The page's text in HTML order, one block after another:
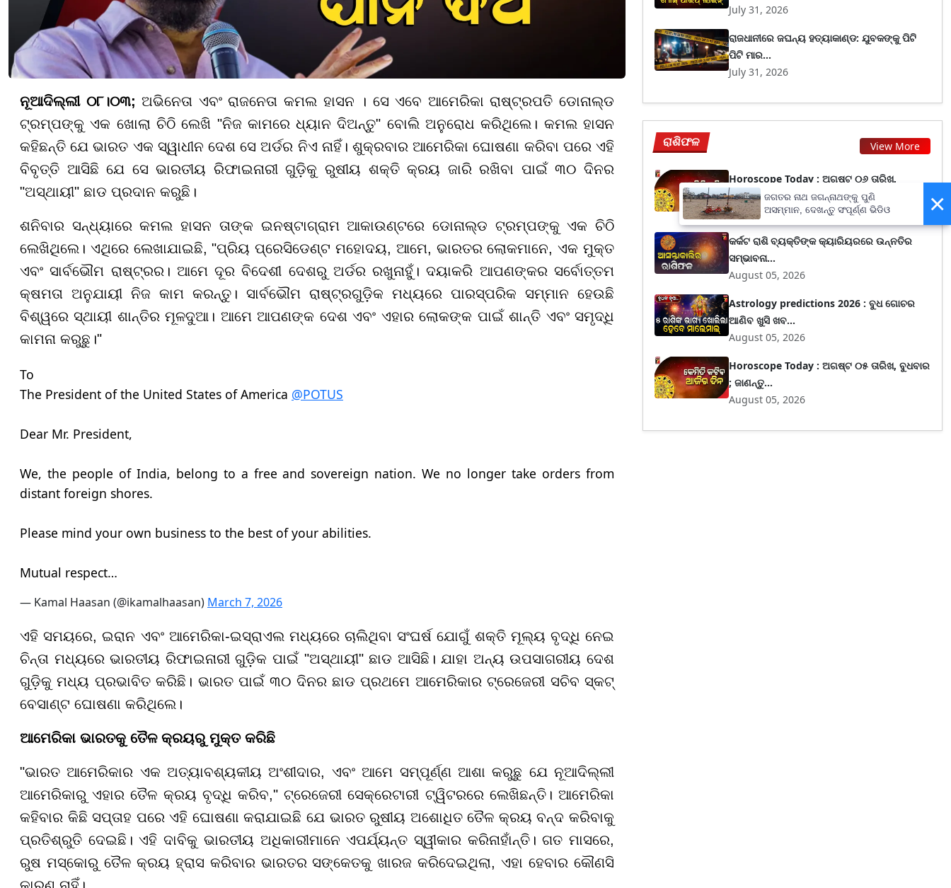
ନୂଆଦିଲ୍ଲୀ ୦୮।୦୩; ଅଭିନେତା ଏବଂ ରାଜନେତା କମଲ ହାସନ । ସେ ଏବେ ଆମେରିକା ରାଷ୍ଟ୍ରପତି ଡୋନାଲ୍ଡ
ଟ୍ରମ୍ପଙ୍କୁ ଏକ ଖୋଲା ଚିଠି ଲେଖି "ନିଜ କାମରେ ଧ୍ୟାନ ଦିଅନ୍ତୁ" ବୋଲି ଅନୁରୋଧ କରିଥିଲେ। କମଲ ହାସନ
କହିଛନ୍ତି ଯେ ଭାରତ ଏକ ସ୍ୱାଧୀନ ଦେଶ ସେ ଅର୍ଡର ନିଏ ନାହିଁ। ଶୁକ୍ରବାର ଆମେରିକା ଘୋଷଣା କରିବା ପରେ ଏହି
ବିବୃତ୍ତି ଆସିଛି ଯେ ସେ ଭାରତୀୟ ରିଫାଇନାରୀ ଗୁଡ଼ିକୁ ରୁଷୀୟ ଶକ୍ତି କ୍ରୟ ଜାରି ରଖିବା ପାଇଁ ୩୦ ଦିନର
"ଅସ୍ଥାୟୀ" ଛାଡ ପ୍ରଦାନ କରୁଛି।
ଶନିବାର ସନ୍ଧ୍ୟାରେ କମଲ ହାସନ ତାଙ୍କ ଇନଷ୍ଟାଗ୍ରାମ ଆକାଉଣ୍ଟରେ ଡୋନାଲ୍ଡ ଟ୍ରମ୍ପଙ୍କୁ ଏକ ଚିଠି
ଲେଖିଥିଲେ। ଏଥିରେ ଲେଖାଯାଇଛି, "ପ୍ରିୟ ପ୍ରେସିଡେଣ୍ଟ ମହୋଦୟ, ଆମେ, ଭାରତର ଲୋକମାନେ, ଏକ ମୁକ୍ତ
ଏବଂ ସାର୍ବଭୌମ ରାଷ୍ଟ୍ରର। ଆମେ ଦୂର ବିଦେଶୀ ଦେଶରୁ ଅର୍ଡର ରଖୁନାହୁଁ। ଦୟାକରି ଆପଣଙ୍କର ସର୍ବୋତ୍ତମ
କ୍ଷମତା ଅନୁଯାୟୀ ନିଜ କାମ କରନ୍ତୁ। ସାର୍ବଭୌମ ରାଷ୍ଟ୍ରଗୁଡ଼ିକ ମଧ୍ୟରେ ପାରସ୍ପରିକ ସମ୍ମାନ ହେଉଛି
ବିଶ୍ୱରେ ସ୍ଥାୟୀ ଶାନ୍ତିର ମୂଳଦୁଆ। ଆମେ ଆପଣଙ୍କ ଦେଶ ଏବଂ ଏହାର ଲୋକଙ୍କ ପାଇଁ ଶାନ୍ତି ଏବଂ ସମୃଦ୍ଧି
କାମନା କରୁଛୁ।"
To
The President of the United States of America @POTUS
Dear Mr. President,
We, the people of India, belong to a free and sovereign nation. We no longer take orders from
distant foreign shores.
Please mind your own business to the best of your abilities.
Mutual respect…
— Kamal Haasan (@ikamalhaasan) March 7, 2026
ଏହି ସମୟରେ, ଇରାନ ଏବଂ ଆମେରିକା-ଇସ୍ରାଏଲ ମଧ୍ୟରେ ଚାଲିଥିବା ସଂଘର୍ଷ ଯୋଗୁଁ ଶକ୍ତି ମୂଲ୍ୟ ବୃଦ୍ଧି ନେଇ
ଚିନ୍ତା ମଧ୍ୟରେ ଭାରତୀୟ ରିଫାଇନାରୀ ଗୁଡ଼ିକ ପାଇଁ "ଅସ୍ଥାୟୀ" ଛାଡ ଆସିଛି। ଯାହା ଅନ୍ୟ ଉପସାଗରୀୟ ଦେଶ
ଗୁଡ଼ିକୁ ମଧ୍ୟ ପ୍ରଭାବିତ କରିଛି। ଭାରତ ପାଇଁ ୩୦ ଦିନର ଛାଡ ପ୍ରଥମେ ଆମେରିକାର ଟ୍ରେଜେରୀ ସଚିବ ସ୍କଟ୍
ବେସାଣ୍ଟ ଘୋଷଣା କରିଥିଲେ।
ଆମେରିକା ଭାରତକୁ ତୈଳ କ୍ରୟରୁ ମୁକ୍ତ କରିଛି
"ଭାରତ ଆମେରିକାର ଏକ ଅତ୍ୟାବଶ୍ୟକୀୟ ଅଂଶୀଦାର, ଏବଂ ଆମେ ସମ୍ପୂର୍ଣ୍ଣ ଆଶା କରୁଛୁ ଯେ ନୂଆଦିଲ୍ଲୀ
ଆମେରିକାରୁ ଏହାର ତୈଳ କ୍ରୟ ବୃଦ୍ଧି କରିବ," ଟ୍ରେଜେରୀ ସେକ୍ରେଟାରୀ ଟ୍ୱିଟରରେ ଲେଖିଛନ୍ତି। ଆମେରିକା
କହିବାର କିଛି ସପ୍ତାହ ପରେ ଏହି ଘୋଷଣା କରାଯାଇଛି ଯେ ଭାରତ ରୁଷୀୟ ଅଶୋଧିତ ତୈଳ କ୍ରୟ ବନ୍ଦ କରିବାକୁ
ପ୍ରତିଶ୍ରୁତି ଦେଇଛି। ଏହି ଦାବିକୁ ଭାରତୀୟ ଅଧିକାରୀମାନେ ଏପର୍ଯ୍ୟନ୍ତ ସ୍ୱୀକାର କରିନାହାଁନ୍ତି। ଗତ ମାସରେ,
ରୁଷ ମସ୍କୋରୁ ତୈଳ କ୍ରୟ ହ୍ରାସ କରିବାର ଭାରତର ସଙ୍କେତକୁ ଖାରଜ କରିଦେଇଥିଲା, ଏହା ହେବାର କୌଣସି
କାରଣ ନାହିଁ।
July 31, 2026
ରାଜଧାନୀରେ ଜଘନ୍ୟ ହତ୍ୟାକାଣ୍ଡ: ଯୁବକଙ୍କୁ ପିଟି
ପିଟି ମାର...
July 31, 2026
ରାଶିଫଳ View More
Horoscope Today : ଅଗଷ୍ଟ ୦୬ ତାରିଖ,
ଗୁରୁବାର ; ଜାଣନ୍ତ...
August 06, 2026
କର୍କଟ ରାଶି ବ୍ୟକ୍ତିଙ୍କ କ୍ୟାରିୟରରେ ଉନ୍ନତିର
ସମ୍ଭାବନା...
August 05, 2026
Astrology predictions 2026 : ବୁଧ ଗୋଚର
ଆଣିବ ଖୁସି ଖବ...
August 05, 2026
Horoscope Today : ଅଗଷ୍ଟ ୦୫ ତାରିଖ, ବୁଧବାର
; ଜାଣନ୍ତୁ...
August 05, 2026
×
ଜଗତର ନାଥ ଜଗନ୍ନାଥଙ୍କୁ ପୁଣି
ଅସମ୍ମାନ, ଦେଖନ୍ତୁ ସଂପୂର୍ଣ୍ଣ ଭିଡିଓ